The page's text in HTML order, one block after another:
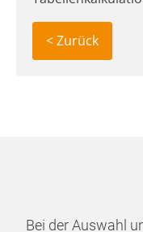
< Zurück
Bei der Auswahl